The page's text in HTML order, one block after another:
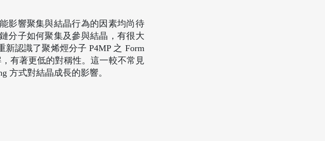
影響聚集與結晶行為的因素均尚待
分子如何聚集及參與結晶，有很大
認識了聚烯烴分子 P4MP 之 Form
有著更低的對稱性。這一較不常見
方式對結晶成長的影響。